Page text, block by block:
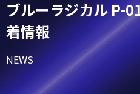
ブルーラジカル P-
着情報
NEWS